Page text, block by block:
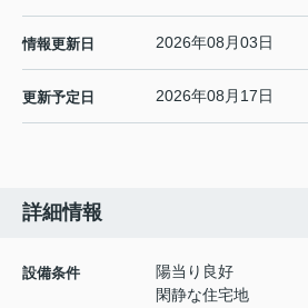
情報更新日 2026年08月03日
更新予定日 2026年08月17日
詳細情報
設備条件
陽当り良好
閑静な住宅地